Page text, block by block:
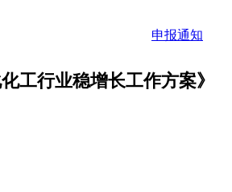
申报通知
工行业稳增长工作方案》